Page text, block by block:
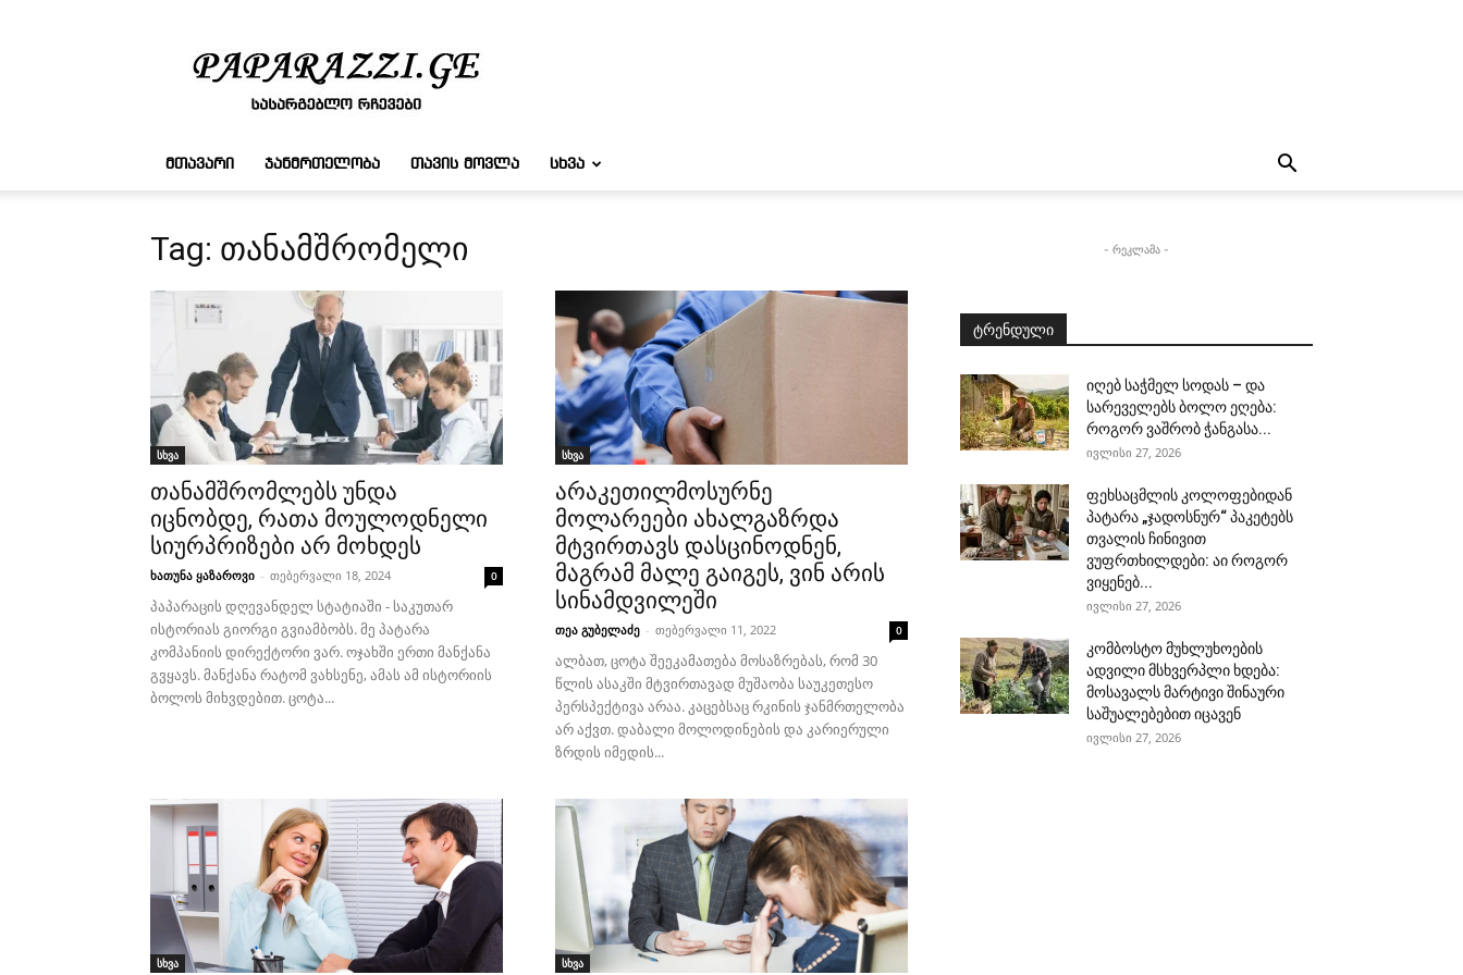
რჩევები
ᲛᲗᲐᲕᲐᲠᲘ ᲯᲐᲜᲛᲠᲗᲔᲚᲝᲑᲐ ᲗᲐᲕᲘᲡ ᲛᲝᲕᲚᲐ ᲡᲮᲕᲐ
Tag: თანამშრომელი
სხვა
თანამშრომლებს უნდა
იცნობდე, რათა მოულოდნელი
სიურპრიზები არ მოხდეს
ხათუნა ყაზაროვი - თებერვალი 18, 2024 0
პაპარაცის დღევანდელ სტატიაში - საკუთარ
ისტორიას გიორგი გვიამბობს. მე პატარა
კომპანიის დირექტორი ვარ. ოჯახში ერთი მანქანა
გვყავს. მანქანა რატომ ვახსენე, ამას ამ ისტორიის
ბოლოს მიხვდებით. ცოტა...
სხვა
არაკეთილმოსურნე
მოლარეები ახალგაზრდა
მტვირთავს დასცინოდნენ,
მაგრამ მალე გაიგეს, ვინ არის
სინამდვილეში
თეა გუბელაძე - თებერვალი 11, 2022 0
ალბათ, ცოტა შეეკამათება მოსაზრებას, რომ 30
წლის ასაკში მტვირთავად მუშაობა საუკეთესო
პერსპექტივა არაა. კაცებსაც რკინის ჯანმრთელობა
არ აქვთ. დაბალი მოლოდინების და კარიერული
ზრდის იმედის...
სხვა სხვა
- რეკლამა -
ტრენდული
იღებ საჭმელ სოდას – და
სარეველებს ბოლო ეღება:
როგორ ვაშრობ ჭანგასა...
ივლისი 27, 2026
ფეხსაცმლის კოლოფებიდან
პატარა „ჯადოსნურ“ პაკეტებს
თვალის ჩინივით
ვუფრთხილდები: აი როგორ
ვიყენებ...
ივლისი 27, 2026
კომბოსტო მუხლუხოების
ადვილი მსხვერპლი ხდება:
მოსავალს მარტივი შინაური
საშუალებებით იცავენ
ივლისი 27, 2026